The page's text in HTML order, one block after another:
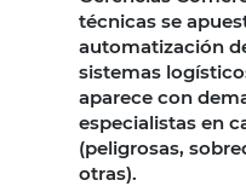
técnicas se
automatización
sistemas
aparece con
especialistas en
(peligrosas,
otras).